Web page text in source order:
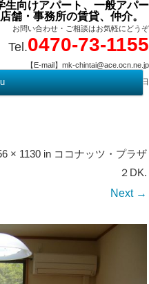
生向けアパート、一般アパー
舗・事務所の賃貸、仲介。
お問い合わせ・ご相談はお気軽にどうぞ
Tel.0470-73-1155
【E-mail】mk-chintai@ace.ocn.ne.jp
】09:00 ～ 17:15 【定 休 日】水曜・祭日
× 1130 in ココナッツ・プラザ
２DK.
Next →